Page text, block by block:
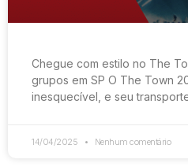
Chegue com estilo no The
grupos em SP O The Town
inesquecível, e seu
14/04/2025 Nenhum comentário